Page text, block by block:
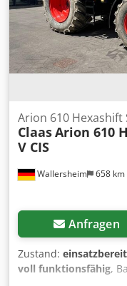
Wallersheim 658 km
Arion 610 Hexashift
ClaasArion 610
V CIS
Anfragen
Zustand:
voll funktionsfähig,